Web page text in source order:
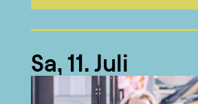
Sa, 11. Juli